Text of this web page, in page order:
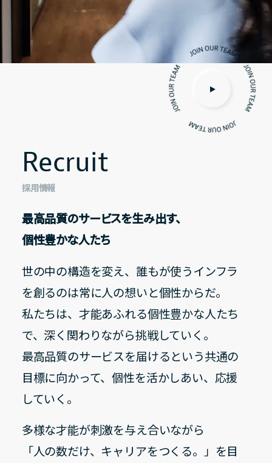
Recruit
Recruit
採用情報
最高品質のサービスを生み出す、
個性豊かな人たち
世の中の構造を変え、誰もが使うインフラ
を創るのは常に人の想いと個性からだ。
私たちは、才能あふれる個性豊かな人たち
で、深く関わりながら挑戦していく。
最高品質のサービスを届けるという共通の
目標に向かって、個性を活かしあい、応援
していく。
多様な才能が刺激を与え合いながら
「人の数だけ、キャリアをつくる。」を目